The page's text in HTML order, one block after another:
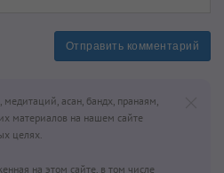
Отправить комментарий
асан, бандх, пранаям,
материалов на нашем сайте
целях.
на этом сайте, в том числе